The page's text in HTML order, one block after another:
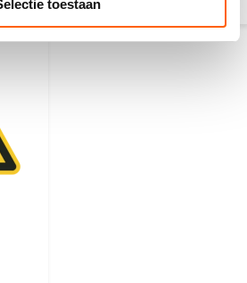
toestaan